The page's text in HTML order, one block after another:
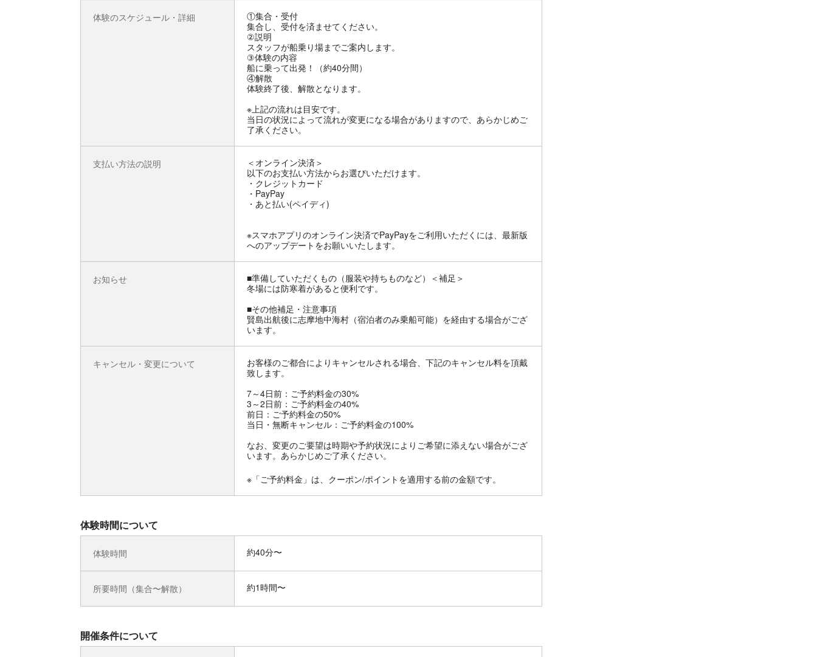
体験のスケジュール・詳細
①集合・受付
集合し、受付を済ませてください。
②説明
スタッフが船乗り場までご案内します。
③体験の内容
船に乗って出発！（約40分間）
④解散
体験終了後、解散となります。
※上記の流れは目安です。
当日の状況によって流れが変更になる場合がありますので、あらかじめご
了承ください。
支払い方法の説明
＜オンライン決済＞
以下のお支払い方法からお選びいただけます。
・クレジットカード
・PayPay
・あと払い(ペイディ)
※スマホアプリのオンライン決済でPayPayをご利用いただくには、最新版
へのアップデートをお願いいたします。
お知らせ
■準備していただくもの（服装や持ちものなど）＜補足＞
冬場には防寒着があると便利です。
■その他補足・注意事項
賢島出航後に志摩地中海村（宿泊者のみ乗船可能）を経由する場合がござ
います。
キャンセル・変更について
お客様のご都合によりキャンセルされる場合、下記のキャンセル料を頂戴
致します。
7～4日前：ご予約料金の30%
3～2日前：ご予約料金の40%
前日：ご予約料金の50%
当日・無断キャンセル：ご予約料金の100%
なお、変更のご要望は時期や予約状況によりご希望に添えない場合がござ
います。あらかじめご了承ください。
※「ご予約料金」は、クーポン/ポイントを適用する前の金額です。
体験時間について
体験時間 約40分〜
所要時間（集合〜解散） 約1時間〜
開催条件について